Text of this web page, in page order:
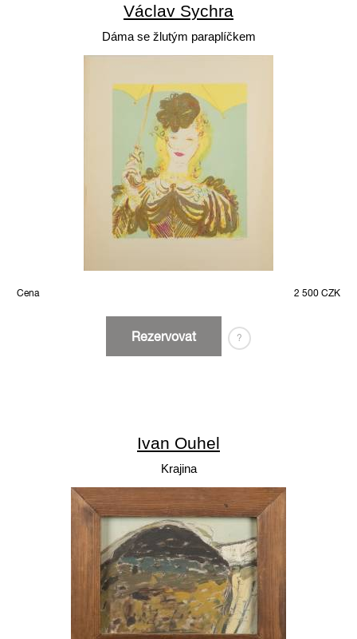
Václav Sychra
Dáma se žlutým paraplíčkem
Cena 2 500 CZK
Rezervovat ?
Ivan Ouhel
Krajina